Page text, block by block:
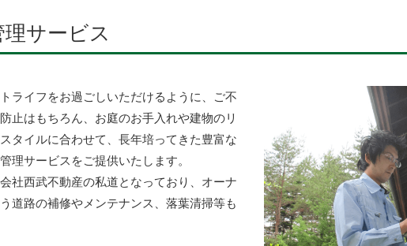
サービス
ライフをお過ごしいただけるように、ご不
止はもちろん、お庭のお手入れや建物のリ
タイルに合わせて、長年培ってきた豊富な
理サービスをご提供いたします。
社西武不動産の私道となっており、オーナ
道路の補修やメンテナンス、落葉清掃等も